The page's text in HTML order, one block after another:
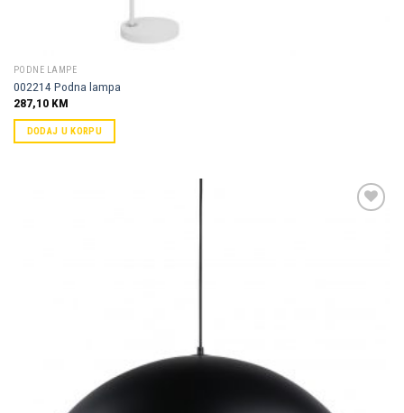
PODNE LAMPE
002214 Podna lampa
287,10 KM
DODAJ U KORPU